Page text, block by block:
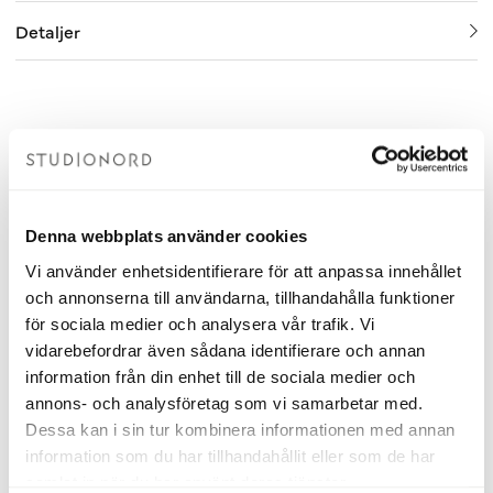
Denna webbplats använder cookies
Vi använder enhetsidentifierare för att anpassa innehållet
och annonserna till användarna, tillhandahålla funktioner
för sociala medier och analysera vår trafik. Vi
vidarebefordrar även sådana identifierare och annan
information från din enhet till de sociala medier och
annons- och analysföretag som vi samarbetar med.
Dessa kan i sin tur kombinera informationen med annan
information som du har tillhandahållit eller som de har
Detaljer
Tvättställsblandare Alice Krom Handtag Nova Svart